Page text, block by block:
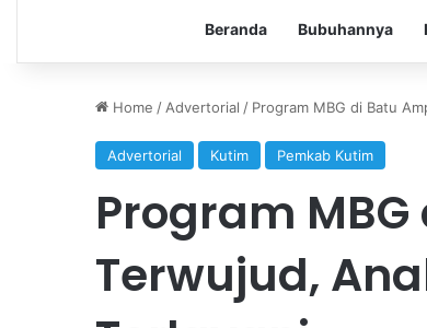
Beranda Bubuhannya
Home / Advertorial / Program MBG di Batu
Advertorial Kutim Pemkab Kutim
Program
Terwujud,